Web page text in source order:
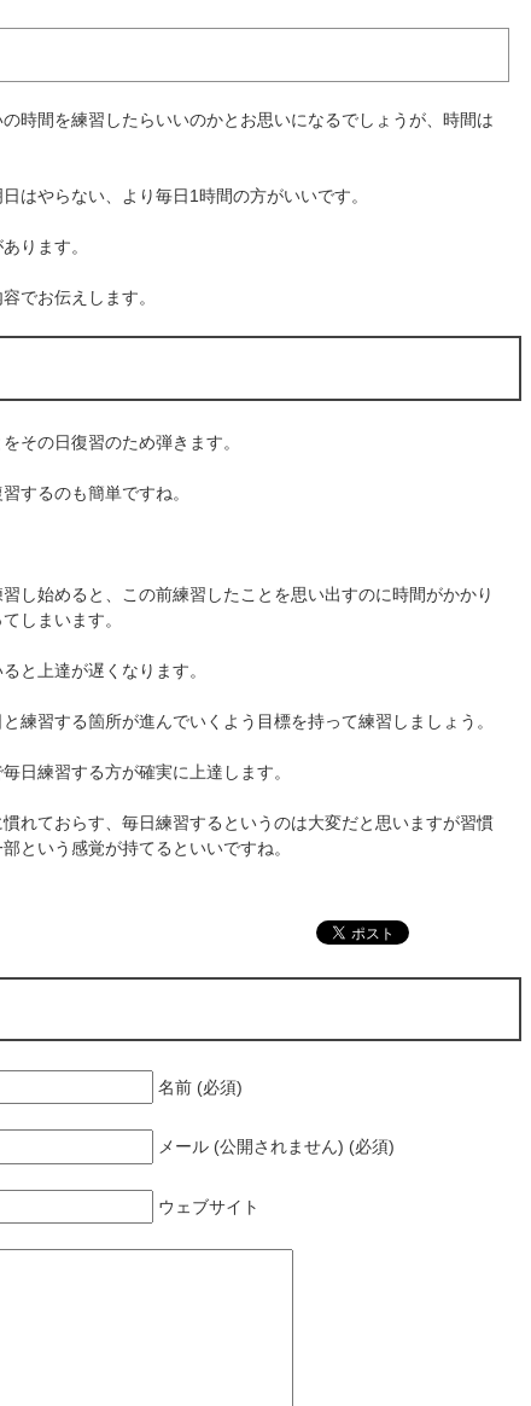
時間を練習したらいいのかとお思いになるでしょうが、時間は
はやらない、より毎日1時間の方がいいです。
ります。
でお伝えします。
その日復習のため弾きます。
するのも簡単ですね。
し始めると、この前練習したことを思い出すのに時間がかかり
しまいます。
と上達が遅くなります。
練習する箇所が進んでいくよう目標を持って練習しましょう。
日練習する方が確実に上達します。
れておらす、毎日練習するというのは大変だと思いますが習慣
という感覚が持てるといいですね。
名前 (必須)
メール (公開されません) (必須)
ウェブサイト